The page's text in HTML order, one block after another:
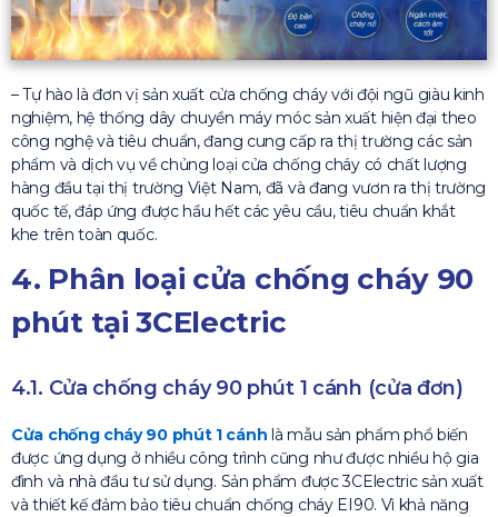
– Tự hào là đơn vị sản xuất cửa chống cháy với đội ngũ giàu kinh
nghiệm, hệ thống dây chuyền máy móc sản xuất hiện đại theo
công nghệ và tiêu chuẩn, đang cung cấp ra thị trường các sản
phẩm và dịch vụ về chủng loại cửa chống cháy có chất lượng
hàng đầu tại thị trường Việt Nam, đã và đang vươn ra thị trường
quốc tế, đáp ứng được hầu hết các yêu cầu, tiêu chuẩn khắt
khe trên toàn quốc.
4. Phân loại cửa chống cháy 90
phút tại 3CElectric
4.1. Cửa chống cháy 90 phút 1 cánh (cửa đơn)
Cửa chống cháy 90 phút 1 cánh là mẫu sản phẩm phổ biến
được ứng dụng ở nhiều công trình cũng như được nhiều hộ gia
đình và nhà đầu tư sử dụng. Sản phẩm được 3CElectric sản xuất
và thiết kế đảm bảo tiêu chuẩn chống cháy EI90. Vì khả năng